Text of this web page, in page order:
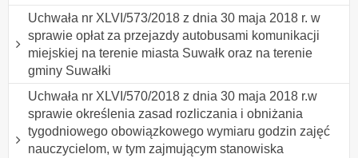
Uchwała nr XLVI/573/2018 z dnia 30 maja 2018 r. w
sprawie opłat za przejazdy autobusami komunikacji
miejskiej na terenie miasta Suwałk oraz na terenie
gminy Suwałki
Uchwała nr XLVI/570/2018 z dnia 30 maja 2018 r.w
sprawie określenia zasad rozliczania i obniżania
tygodniowego obowiązkowego wymiaru godzin zajęć
nauczycielom, w tym zajmującym stanowiska